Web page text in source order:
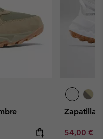
Zapatillas
Minimum
54,00 €